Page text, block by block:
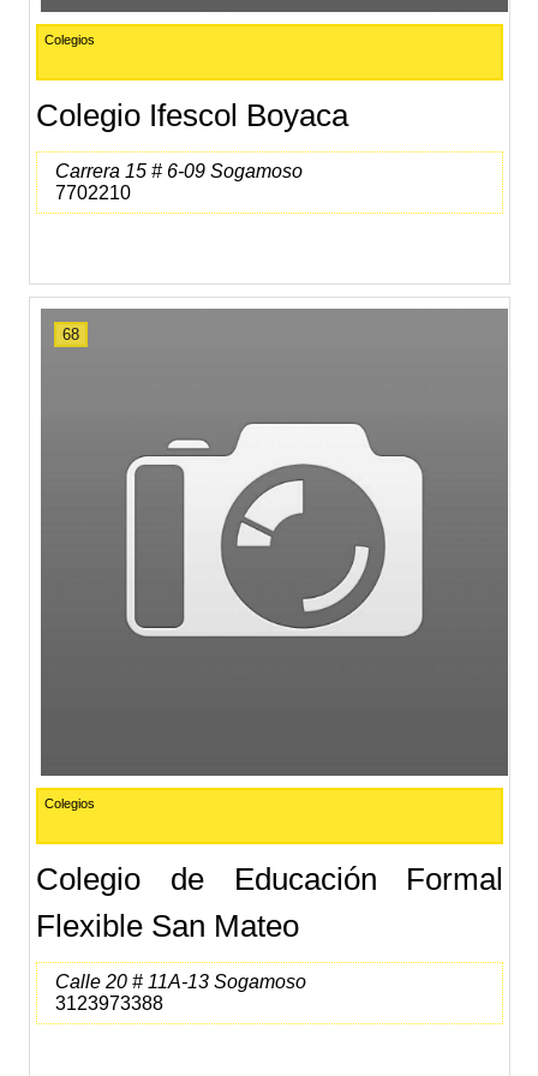
Colegios
Colegio Ifescol Boyaca
Carrera 15 # 6-09 Sogamoso
7702210
68
Colegios
Colegio de Educación Formal
Flexible San Mateo
Calle 20 # 11A-13 Sogamoso
3123973388